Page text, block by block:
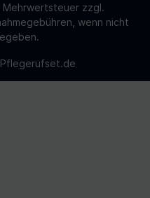
Mehrwertsteuer zzgl.
wenn nicht
Pflegerufset.de